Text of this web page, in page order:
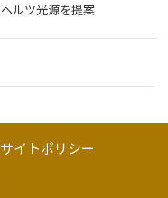
ルツ光源を提案
サイトポリシー